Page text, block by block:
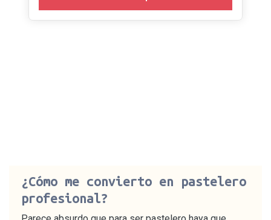
¿Cómo me convierto en pastelero
profesional?